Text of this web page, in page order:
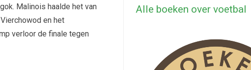
Malinois haalde het van
en het
verloor de finale tegen
Alle boeken over voetbal